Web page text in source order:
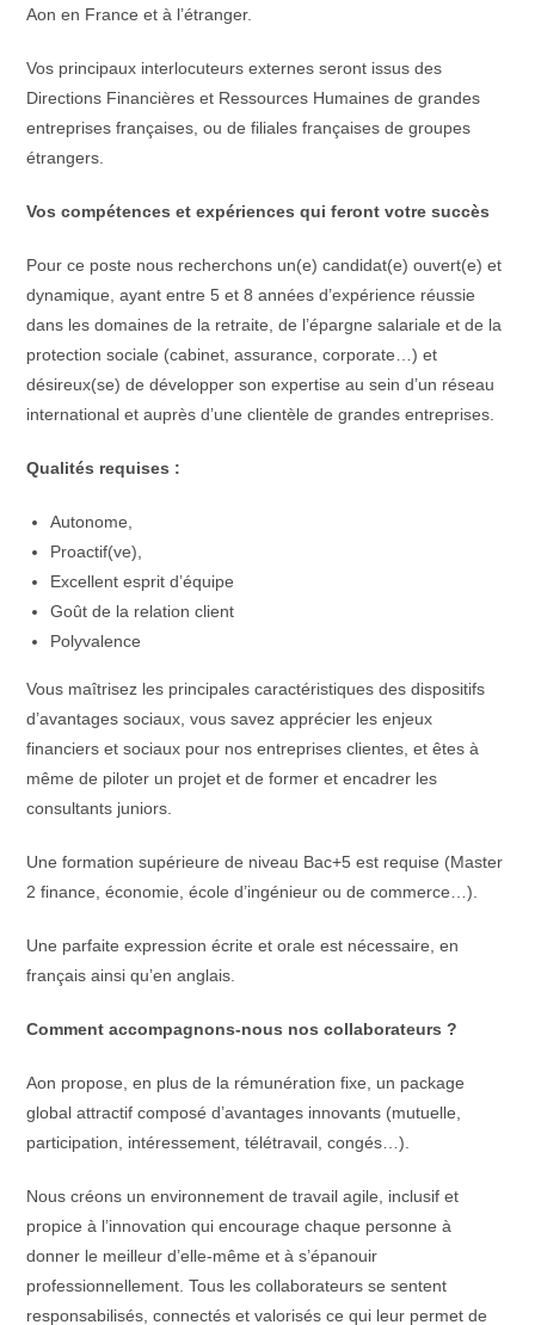
Aon en France et à l’étranger.
Vos principaux interlocuteurs externes seront issus des
Directions Financières et Ressources Humaines de grandes
entreprises françaises, ou de filiales françaises de groupes
étrangers.
Vos compétences et expériences qui feront votre succès
Pour ce poste nous recherchons un(e) candidat(e) ouvert(e) et
dynamique, ayant entre 5 et 8 années d’expérience réussie
dans les domaines de la retraite, de l’épargne salariale et de la
protection sociale (cabinet, assurance, corporate…) et
désireux(se) de développer son expertise au sein d’un réseau
international et auprès d’une clientèle de grandes entreprises.
Qualités requises :
Autonome,
Proactif(ve),
Excellent esprit d’équipe
Goût de la relation client
Polyvalence
Vous maîtrisez les principales caractéristiques des dispositifs
d’avantages sociaux, vous savez apprécier les enjeux
financiers et sociaux pour nos entreprises clientes, et êtes à
même de piloter un projet et de former et encadrer les
consultants juniors.
Une formation supérieure de niveau Bac+5 est requise (Master
2 finance, économie, école d’ingénieur ou de commerce…).
Une parfaite expression écrite et orale est nécessaire, en
français ainsi qu’en anglais.
Comment accompagnons-nous nos collaborateurs ?
Aon propose, en plus de la rémunération fixe, un package
global attractif composé d’avantages innovants (mutuelle,
participation, intéressement, télétravail, congés…).
Nous créons un environnement de travail agile, inclusif et
propice à l’innovation qui encourage chaque personne à
donner le meilleur d’elle-même et à s’épanouir
professionnellement. Tous les collaborateurs se sentent
responsabilisés, connectés et valorisés ce qui leur permet de